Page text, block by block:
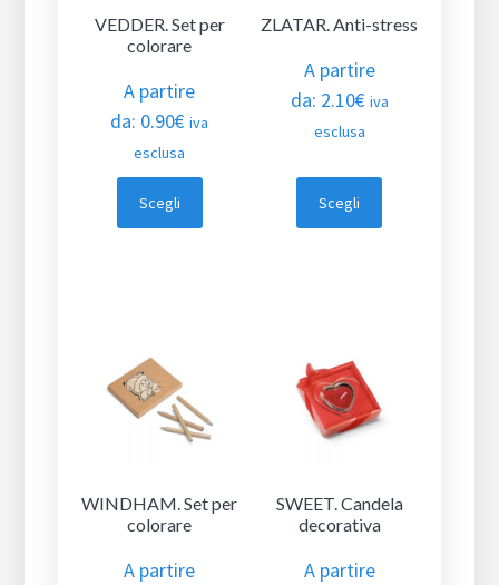
VEDDER. Set per
colorare
A partire
da: 0.90€ iva
esclusa
Scegli
ZLATAR. Anti-stress
A partire
da: 2.10€ iva
esclusa
Scegli
WINDHAM. Set per
colorare
A partire
SWEET. Candela
decorativa
A partire